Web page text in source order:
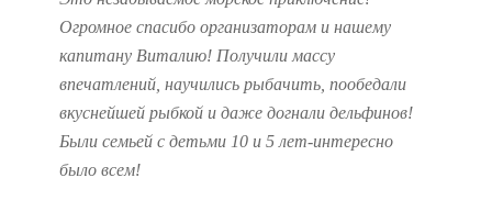
Огромное спасибо организаторам и нашему
капитану Виталию! Получили массу
впечатлений, научились рыбачить, пообедали
вкуснейшей рыбкой и даже догнали дельфинов!
Были семьей с детьми 10 и 5 лет-интересно
было всем!